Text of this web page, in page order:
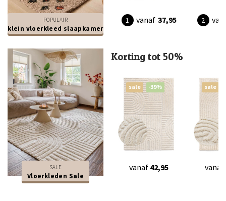
POPULAIR
klein vloerkleed slaapkamer
vanaf 37,95
SALE
Vloerkleden Sale
Korting tot 50%
sale -39%
vanaf 42,95
sale
vanaf